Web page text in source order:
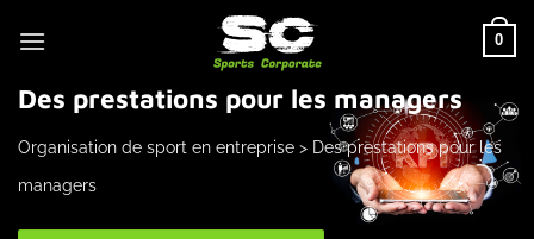
au
0
Des prestations pour les managers
Organisation de sport en entreprise > Des prestations pour les
managers